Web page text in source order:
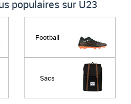
populaires sur U23
Football
Sacs